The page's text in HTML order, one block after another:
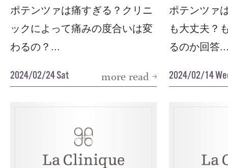
ポテンツァは痛すぎる？クリニ
ックによって痛みの度合いは変
わるの？...
2024/02/24 Sat more read
ポテンツァ
も大丈夫？
るのか回答
2024/02/14